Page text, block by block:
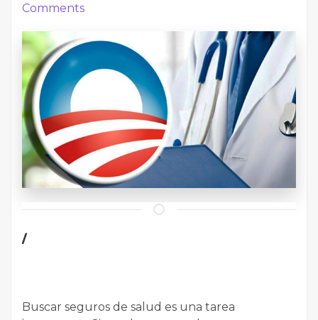
Comments
/
Buscar seguros de salud es una tarea